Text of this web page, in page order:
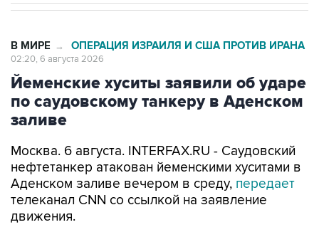
В МИРЕ → ОПЕРАЦИЯ ИЗРАИЛЯ И США ПРОТИВ ИРАНА
02:20, 6 августа 2026
Йеменские хуситы заявили об ударе
по саудовскому танкеру в Аденском
заливе
Москва. 6 августа. INTERFAX.RU - Саудовский
нефтетанкер атакован йеменскими хуситами в
Аденском заливе вечером в среду, передает
телеканал CNN со ссылкой на заявление
движения.